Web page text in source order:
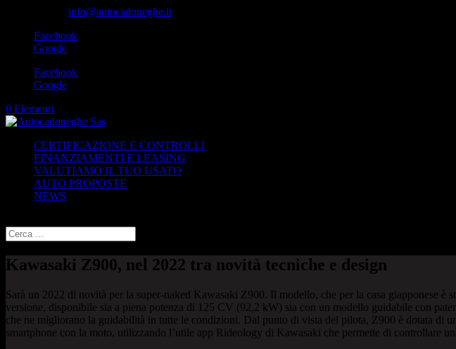
info@autocadoneghe.it
Facebook
Google
Facebook
Google
0 Elementi
CERTIFICAZIONE E CONTROLLI
FINANZIAMENTI E LEASING
VALUTIAMO IL TUO USATO
AUTO PROPOSTE
NEWS
Kawasaki Z900, nel 2022 tra novità tecniche e design
Sarà un 2022 di novità per la super-naked Kawasaki Z900. Il modello, che per la casa giapponese
versione, disponibile sia a piena potenza di 125 CV (92,2 kW) sia con un modello guidabile con
che ne migliorano la guidabilità in tutte le condizioni. Dal punto di vista del pilota, Z900 è dotata di
smartphone con la moto, utilizzando l’utile app Rideology di Kawasaki che permette di controllare